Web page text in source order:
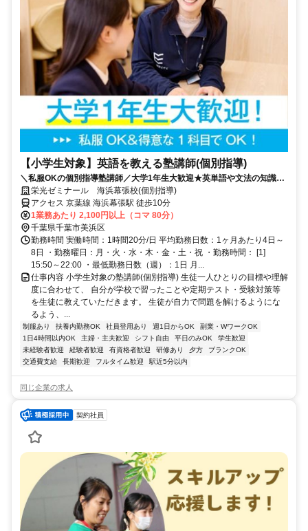
【小学生対象】英語を教える塾講師(個別指導)
＼私服OKの個別指導塾講師／大学1年生大歓迎★英単語や文法の知識を
活かそう♪教えることが好きな方歓迎！
栄光ゼミナール 海浜幕張校(個別指導)
アクセス 京葉線 海浜幕張駅 徒歩10分
1業務あたり 2,100円以上（コマ 80分）
千葉県千葉市美浜区
勤務時間 実働時間：1時間20分/日 平均勤務日数：1ヶ月あたり4日～
8日 ・勤務曜日：月・火・水・木・金・土・祝 ・勤務時間： [1]
15:50～22:00 ・最低勤務日数（週）：1日 月...
仕事内容 小学生対象の塾講師(個別指導) 生徒一人ひとりの目標や理解
度に合わせて、 自分が学校で習ったことや定期テスト・受験対策等
を生徒に教えていただきます。 生徒が自力で問題を解けるようにな
るよう、...
制服あり 扶養内勤務OK 社員登用あり 週1日からOK
副業・WワークOK
1日4時間以内OK
主婦・主夫歓迎 シフト自由 平日のみOK
学生歓迎
未経験者歓迎
経験者歓迎 有資格者歓迎 研修あり 夕方
ブランクOK
交通費支給
長期歓迎 フルタイム歓迎 駅近5分以内
同じ企業の求人
契約社員